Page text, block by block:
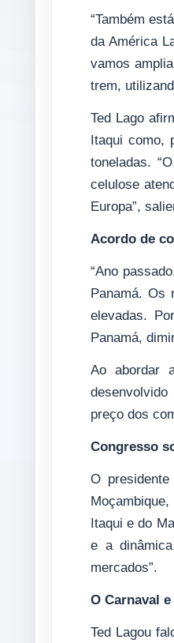
“Também
da América
vamos
trem,
Ted Lago
Itaqui como,
toneladas.
celulose
Europa”,
Acordo de
“Ano
Panamá. Os
elevadas.
Panamá,
Ao abordar
preço dos
Congresso
O
Itaqui e do
e a
mercados”.
O Carnaval
Ted Lagou